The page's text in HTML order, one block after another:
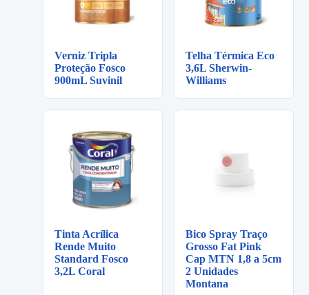
Verniz Tripla
Proteção Fosco
900mL Suvinil
Telha Térmica Eco
3,6L Sherwin-
Williams
Tinta Acrílica
Rende Muito
Standard Fosco
3,2L Coral
Bico Spray Traço
Grosso Fat Pink
Cap MTN 1,8 a 5cm
2 Unidades
Montana